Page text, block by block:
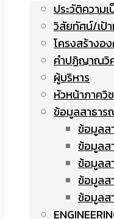
ประวัติความ
วิสัยทัศน์/เป้
โครงสร้างอ
คำปฏิญาณวิ
ผู้บริหาร
หัวหน้าภาควิ
ข้อมูลสาธาร
ข้อมูลส
ข้อมูลส
ข้อมูลส
ข้อมูลส
ข้อมูลส